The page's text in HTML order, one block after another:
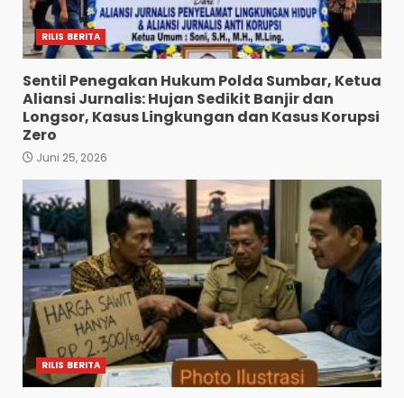
RILIS BERITA
Sentil Penegakan Hukum Polda Sumbar, Ketua
Aliansi Jurnalis: Hujan Sedikit Banjir dan
Longsor, Kasus Lingkungan dan Kasus Korupsi
Zero
Juni 25, 2026
RILIS BERITA